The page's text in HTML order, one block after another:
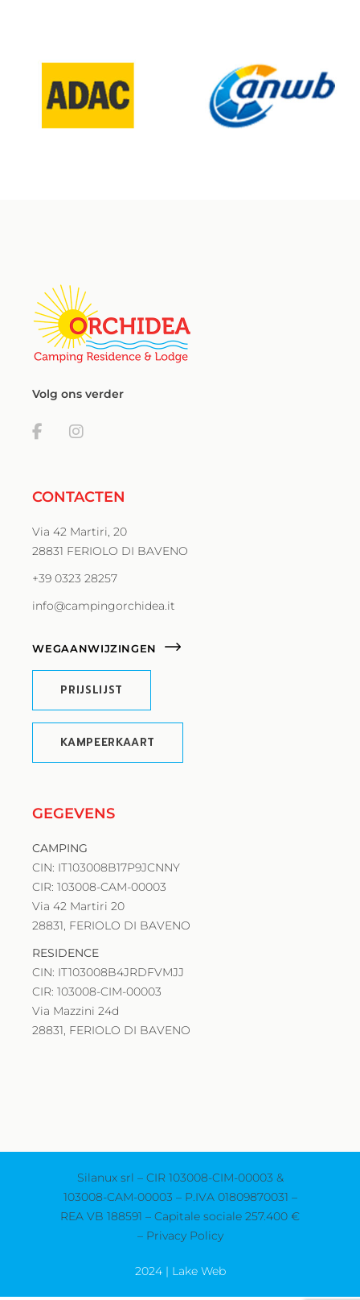
Volg ons verder
CONTACTEN
Via 42 Martiri, 20
28831 FERIOLO DI BAVENO
+39 0323 28257
info@campingorchidea.it
WEGAANWIJZINGEN
PRIJSLIJST
KAMPEERKAART
GEGEVENS
CAMPING
CIN: IT103008B17P9JCNNY
CIR: 103008-CAM-00003
Via 42 Martiri 20
28831, FERIOLO DI BAVENO
RESIDENCE
CIN: IT103008B4JRDFVMJJ
CIR: 103008-CIM-00003
Via Mazzini 24d
28831, FERIOLO DI BAVENO
Silanux srl – CIR 103008-CIM-00003 &
103008-CAM-00003 – P.IVA 01809870031 –
REA VB 188591 – Capitale sociale 257.400 €
– Privacy Policy
2024 | Lake Web